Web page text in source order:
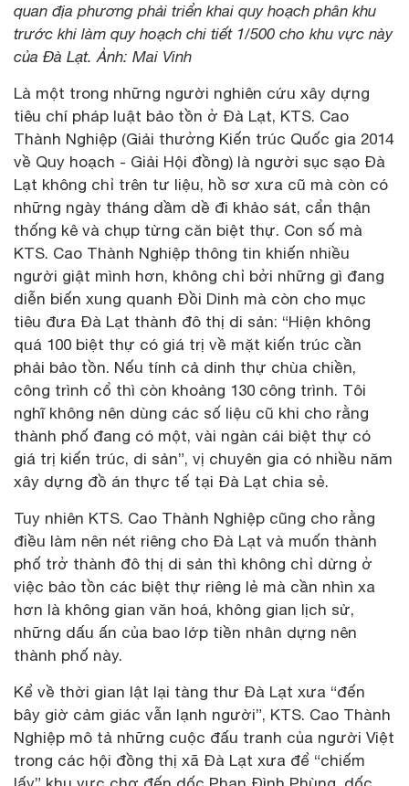
quan địa phương phải triển khai quy hoạch phân khu
trước khi làm quy hoạch chi tiết 1/500 cho khu vực này
của Đà Lạt. Ảnh: Mai Vinh
Là một trong những người nghiên cứu xây dựng
tiêu chí pháp luật bảo tồn ở Đà Lạt, KTS. Cao
Thành Nghiệp (Giải thưởng Kiến trúc Quốc gia 2014
về Quy hoạch - Giải Hội đồng) là người sục sạo Đà
Lạt không chỉ trên tư liệu, hồ sơ xưa cũ mà còn có
những ngày tháng dầm dề đi khảo sát, cẩn thận
thống kê và chụp từng căn biệt thự. Con số mà
KTS. Cao Thành Nghiệp thông tin khiến nhiều
người giật mình hơn, không chỉ bởi những gì đang
diễn biến xung quanh Đồi Dinh mà còn cho mục
tiêu đưa Đà Lạt thành đô thị di sản: “Hiện không
quá 100 biệt thự có giá trị về mặt kiến trúc cần
phải bảo tồn. Nếu tính cả dinh thự chùa chiền,
công trình cổ thì còn khoảng 130 công trình. Tôi
nghĩ không nên dùng các số liệu cũ khi cho rằng
thành phố đang có một, vài ngàn cái biệt thự có
giá trị kiến trúc, di sản”, vị chuyên gia có nhiều năm
xây dựng đồ án thực tế tại Đà Lạt chia sẻ.
Tuy nhiên KTS. Cao Thành Nghiệp cũng cho rằng
điều làm nên nét riêng cho Đà Lạt và muốn thành
phố trở thành đô thị di sản thì không chỉ dừng ở
việc bảo tồn các biệt thự riêng lẻ mà cần nhìn xa
hơn là không gian văn hoá, không gian lịch sử,
những dấu ấn của bao lớp tiền nhân dựng nên
thành phố này.
Kể về thời gian lật lại tàng thư Đà Lạt xưa “đến
bây giờ cảm giác vẫn lạnh người”, KTS. Cao Thành
Nghiệp mô tả những cuộc đấu tranh của người Việt
trong các hội đồng thị xã Đà Lạt xưa để “chiếm